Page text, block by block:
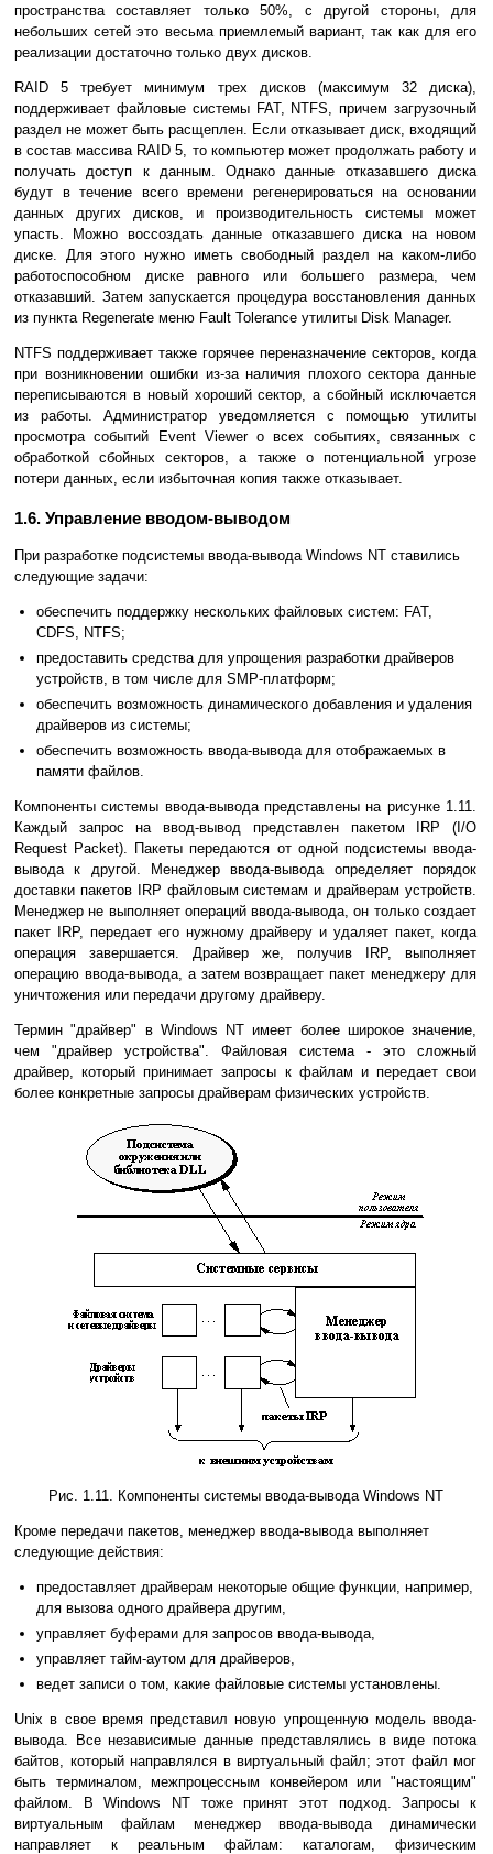
пространства составляет только 50%, с другой стороны, для
небольших сетей это весьма приемлемый вариант, так как для его
реализации достаточно только двух дисков.
RAID 5 требует минимум трех дисков (максимум 32 диска),
поддерживает файловые системы FAT, NTFS, причем загрузочный
раздел не может быть расщеплен. Если отказывает диск, входящий
в состав массива RAID 5, то компьютер может продолжать работу и
получать доступ к данным. Однако данные отказавшего диска
будут в течение всего времени регенерироваться на основании
данных других дисков, и производительность системы может
упасть. Можно воссоздать данные отказавшего диска на новом
диске. Для этого нужно иметь свободный раздел на каком-либо
работоспособном диске равного или большего размера, чем
отказавший. Затем запускается процедура восстановления данных
из пункта Regenerate меню Fault Tolerance утилиты Disk Manager.
NTFS поддерживает также горячее переназначение секторов, когда
при возникновении ошибки из-за наличия плохого сектора данные
переписываются в новый хороший сектор, а сбойный исключается
из работы. Администратор уведомляется с помощью утилиты
просмотра событий Event Viewer о всех событиях, связанных с
обработкой сбойных секторов, а также о потенциальной угрозе
потери данных, если избыточная копия также отказывает.
1.6. Управление вводом-выводом
При разработке подсистемы ввода-вывода Windows NT ставились
следующие задачи:
обеспечить поддержку нескольких файловых систем: FAT,
CDFS, NTFS;
предоставить средства для упрощения разработки драйверов
устройств, в том числе для SMP-платформ;
обеспечить возможность динамического добавления и удаления
драйверов из системы;
обеспечить возможность ввода-вывода для отображаемых в
памяти файлов.
Компоненты системы ввода-вывода представлены на рисунке 1.11.
Каждый запрос на ввод-вывод представлен пакетом IRP (I/O
Request Packet). Пакеты передаются от одной подсистемы ввода-
вывода к другой. Менеджер ввода-вывода определяет порядок
доставки пакетов IRP файловым системам и драйверам устройств.
Менеджер не выполняет операций ввода-вывода, он только создает
пакет IRP, передает его нужному драйверу и удаляет пакет, когда
операция завершается. Драйвер же, получив IRP, выполняет
операцию ввода-вывода, а затем возвращает пакет менеджеру для
уничтожения или передачи другому драйверу.
Термин "драйвер" в Windows NT имеет более широкое значение,
чем "драйвер устройства". Файловая система - это сложный
драйвер, который принимает запросы к файлам и передает свои
более конкретные запросы драйверам физических устройств.
Рис. 1.11. Компоненты системы ввода-вывода Windows NT
Кроме передачи пакетов, менеджер ввода-вывода выполняет
следующие действия:
предоставляет драйверам некоторые общие функции, например,
для вызова одного драйвера другим,
управляет буферами для запросов ввода-вывода,
управляет тайм-аутом для драйверов,
ведет записи о том, какие файловые системы установлены.
Unix в свое время представил новую упрощенную модель ввода-
вывода. Все независимые данные представлялись в виде потока
байтов, который направлялся в виртуальный файл; этот файл мог
быть терминалом, межпроцессным конвейером или "настоящим"
файлом. В Windows NT тоже принят этот подход. Запросы к
виртуальным файлам менеджер ввода-вывода динамически
направляет к реальным файлам: каталогам, физическим